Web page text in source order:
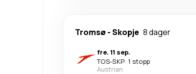
Tromsø -Skopje 8 dager
fre. 11 sep.
TOS-SKP· 1 stopp
Austrian